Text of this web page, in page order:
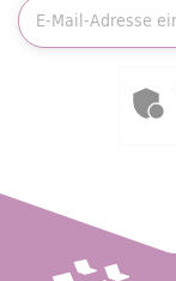
Friendly Captcha